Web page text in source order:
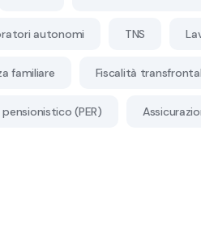
autonomi TNS
familiare Fiscalità
(PER)